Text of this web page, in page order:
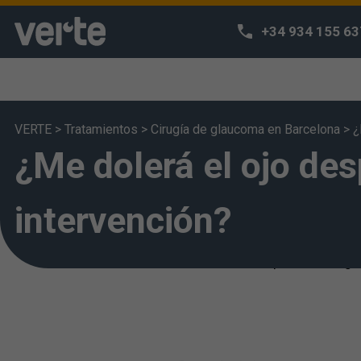
+34 934 155
VERTE > Tratamientos > Cirugía de glaucoma en Barcelona >
¿Me dolerá el ojo
intervención?
Utilizamos